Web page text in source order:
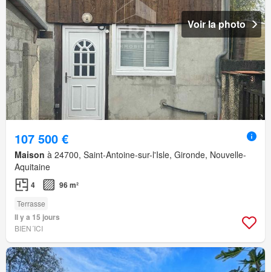
Voir la photo
107 500 €
Maison à 24700, Saint-Antoine-sur-l'Isle, Gironde, Nouvelle-
Aquitaine
4 96 m²
Terrasse
Il y a 15 jours
BIEN´ICI